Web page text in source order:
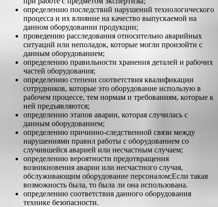
определению последствий нарушений технологического
процесса и их влияние на качество выпускаемой на
данном оборудовании продукции;
проведению расследования относительно аварийных
ситуаций или неполадок, которые могли произойти с
данным оборудованием;
определению правильности хранения деталей и рабочих
частей оборудования;
определению степени соответствия квалификации
сотрудников, которые это оборудование использую в
рабочем процессе, тем нормам и требованиям, которые к
ней предъявляются;
определению этапов аварии, которая случилась с
данным оборудованием;
определению причинно-следственной связи между
нарушениями правил работы с оборудованием со
случившейся аварией или несчастным случаем;
определению вероятности предотвращения
возникновения аварии или несчастного случая,
обслуживающим оборудование персоналом;Если такая
возможность была, то была ли она использована.
определению соответствия данного оборудования
технике безопасности.